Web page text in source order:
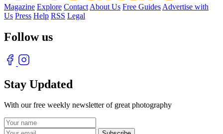
Magazine Explore Contact About Us Free Guides Advertise with
Us Press Help RSS Legal
Follow us
Stay Updated
With our free weekly newsletter of great photography